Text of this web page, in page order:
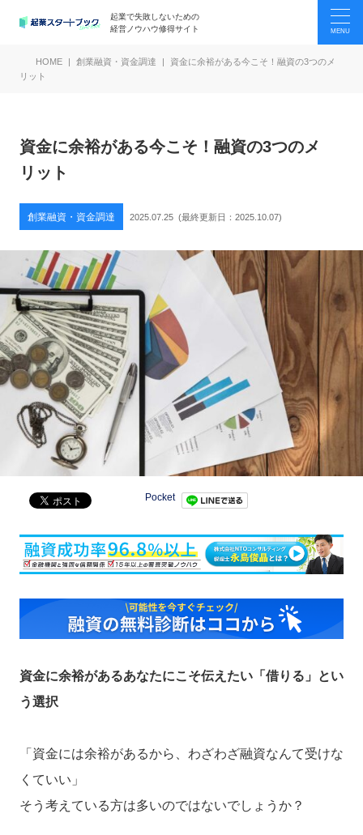
起業で失敗しないための
経営ノウハウ修得サイト
HOME 創業融資・資金調達
資金に余裕がある今こそ！融資の3つのメ
リット
資金に余裕がある今こそ！融資の3つのメ
リット
創業融資・資金調達 2025.07.25 (最終更新日： 2025.10.07)
Pocket
資金に余裕があるあなたにこそ伝えたい「借りる」とい
う選択
「資金には余裕があるから、わざわざ融資なんて受けな
くていい」
そう考えている方は多いのではないでしょうか？